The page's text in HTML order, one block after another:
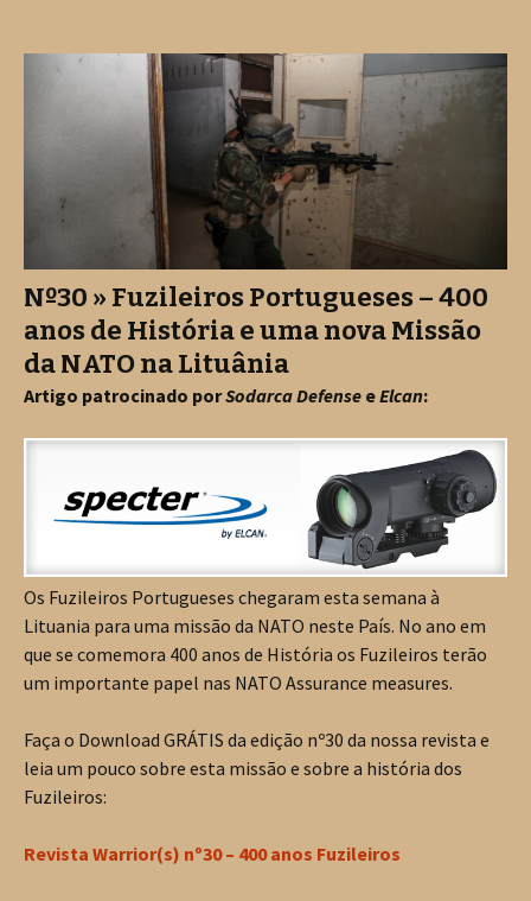
Nº30 » Fuzileiros Portugueses – 400
anos de História e uma nova Missão
da NATO na Lituânia
Artigo patrocinado porSodarca Defense eElcan:
Os Fuzileiros Portugueses chegaram esta semana à
Lituania para uma missão da NATO neste País. No ano em
que se comemora 400 anos de História os Fuzileiros terão
um importante papel nas NATO Assurance measures.
Faça o Download GRÁTIS da edição nº30 da nossa revista e
leia um pouco sobre esta missão e sobre a história dos
Fuzileiros:
Revista Warrior(s) nº30 – 400 anos Fuzileiros